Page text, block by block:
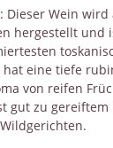
: Dieser Wein
hergestellt und
eine tiefe
von reifen
gut zu gereiftem